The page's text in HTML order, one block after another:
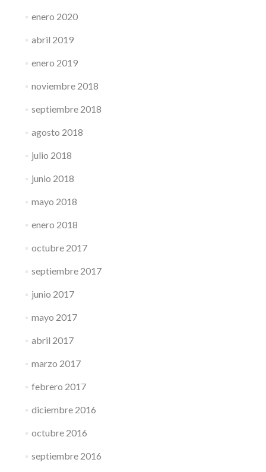
enero 2020
abril 2019
enero 2019
noviembre 2018
septiembre 2018
agosto 2018
julio 2018
junio 2018
mayo 2018
enero 2018
octubre 2017
septiembre 2017
junio 2017
mayo 2017
abril 2017
marzo 2017
febrero 2017
diciembre 2016
octubre 2016
septiembre 2016